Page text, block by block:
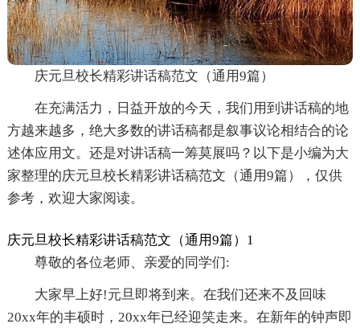
庆元旦校长精彩讲话稿范文（通用9篇）
在充满活力，日益开放的今天，我们用到讲话稿的地
方越来越多，绝大多数的讲话稿都是叙事议论相结合的论
述体应用文。还是对讲话稿一筹莫展吗？以下是小编为大
家整理的庆元旦校长精彩讲话稿范文（通用9篇），仅供
参考，欢迎大家阅读。
庆元旦校长精彩讲话稿范文（通用9篇）1
尊敬的各位老师、亲爱的同学们:
大家早上好!元旦即将到来。在我们还来不及回味
20xx年的丰硕时，20xx年已经迎笑走来。在新年的钟声即